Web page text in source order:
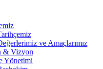
ve Amaçlarımız
& Vizyon
Yönetimi